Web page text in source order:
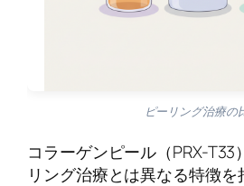
ピーリング治療の
コラーゲンピール（PRX-
リング治療とは異なる特徴